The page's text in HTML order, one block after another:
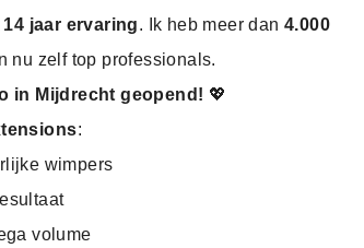
14 jaar ervaring. Ik heb meer dan4.000
zelf top professionals.
in Mijdrecht geopend! 💖
:
wimpers
volume